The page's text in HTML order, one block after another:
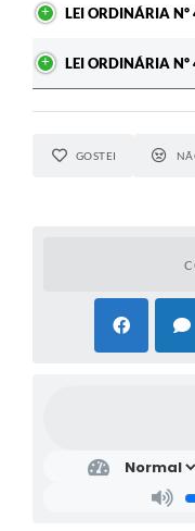
LEI ORDINÁRIA Nº
LEI ORDINÁRIA Nº
GOSTEI